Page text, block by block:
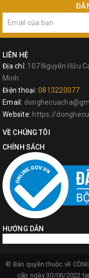
LIÊN HỆ
Địa chỉ: 107 Nguyễn Hữu
Minh
Điện thoại: 0813220077
Email:
Website: https://
VỀ CHÚNG TÔI
CHÍNH SÁCH
HƯỚNG DẪN
© Bản quyền thuộc về
cấp ngày 30/06/2022